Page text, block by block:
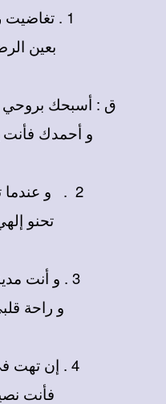
1 . تغاضيت ربى عن كل عيب
بعين
ق : أسبحك
و أحمدك فأنت
2 . و عندما تسمع صوت بكائي
تحنو
3 . و أنت مدينة نفسي الحصينة
و راحة
4 . إن تهت في عالم بغير حدود
فأنت